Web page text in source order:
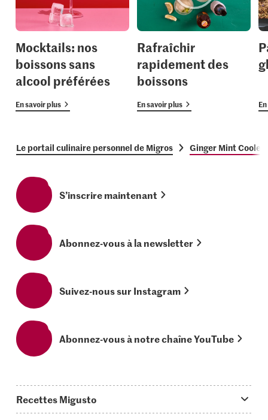
Mocktails: nos
boissons sans
alcool préférées
En savoir plus
Rafraîchir
rapidement des
boissons
En savoir plus
Le portail culinaire personnel de Migros Ginger Mint Cooler
S’inscrire maintenant
Abonnez-vous à la newsletter
Suivez-nous sur Instagram
Abonnez-vous à notre chaîne YouTube
Recettes Migusto